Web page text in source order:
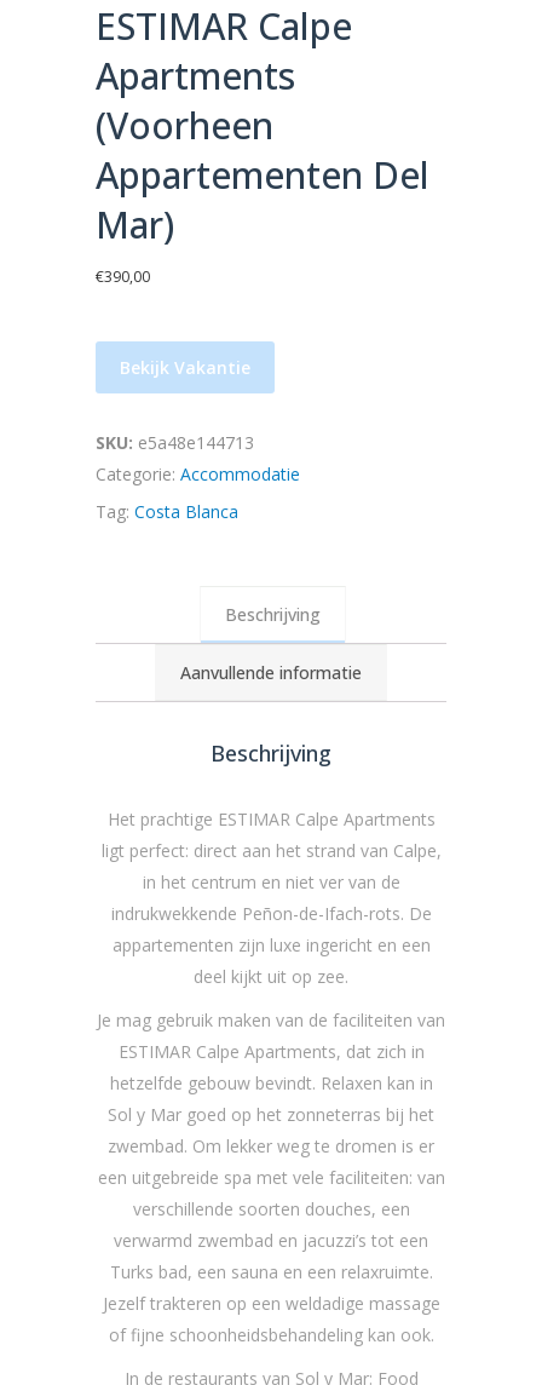
ESTIMAR Calpe
Apartments
(voorheen
Appartementen Del
Mar)
€390,00
Bekijk Vakantie
SKU: e5a48e144713
Categorie: Accommodatie
Tag: Costa Blanca
Beschrijving
Aanvullende informatie
Beschrijving
Het prachtige ESTIMAR Calpe Apartments
ligt perfect: direct aan het strand van Calpe,
in het centrum en niet ver van de
indrukwekkende Peñon-de-Ifach-rots. De
appartementen zijn luxe ingericht en een
deel kijkt uit op zee.
Je mag gebruik maken van de faciliteiten van
ESTIMAR Calpe Apartments, dat zich in
hetzelfde gebouw bevindt. Relaxen kan in
Sol y Mar goed op het zonneterras bij het
zwembad. Om lekker weg te dromen is er
een uitgebreide spa met vele faciliteiten: van
verschillende soorten douches, een
verwarmd zwembad en jacuzzi’s tot een
Turks bad, een sauna en een relaxruimte.
Jezelf trakteren op een weldadige massage
of fijne schoonheidsbehandeling kan ook.
In de restaurants van Sol y Mar: Food